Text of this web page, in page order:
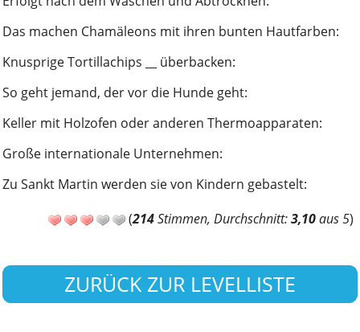
Das machen Chamäleons mit ihren bunten Hautfarben:
Knusprige Tortillachips __ überbacken:
So geht jemand, der vor die Hunde geht:
Keller mit Holzofen oder anderen Thermoapparaten:
Große internationale Unternehmen:
Zu Sankt Martin werden sie von Kindern gebastelt:
(214Stimmen, Durchschnitt:3,10aus 5)
ZURÜCK ZUR LEVELLISTE